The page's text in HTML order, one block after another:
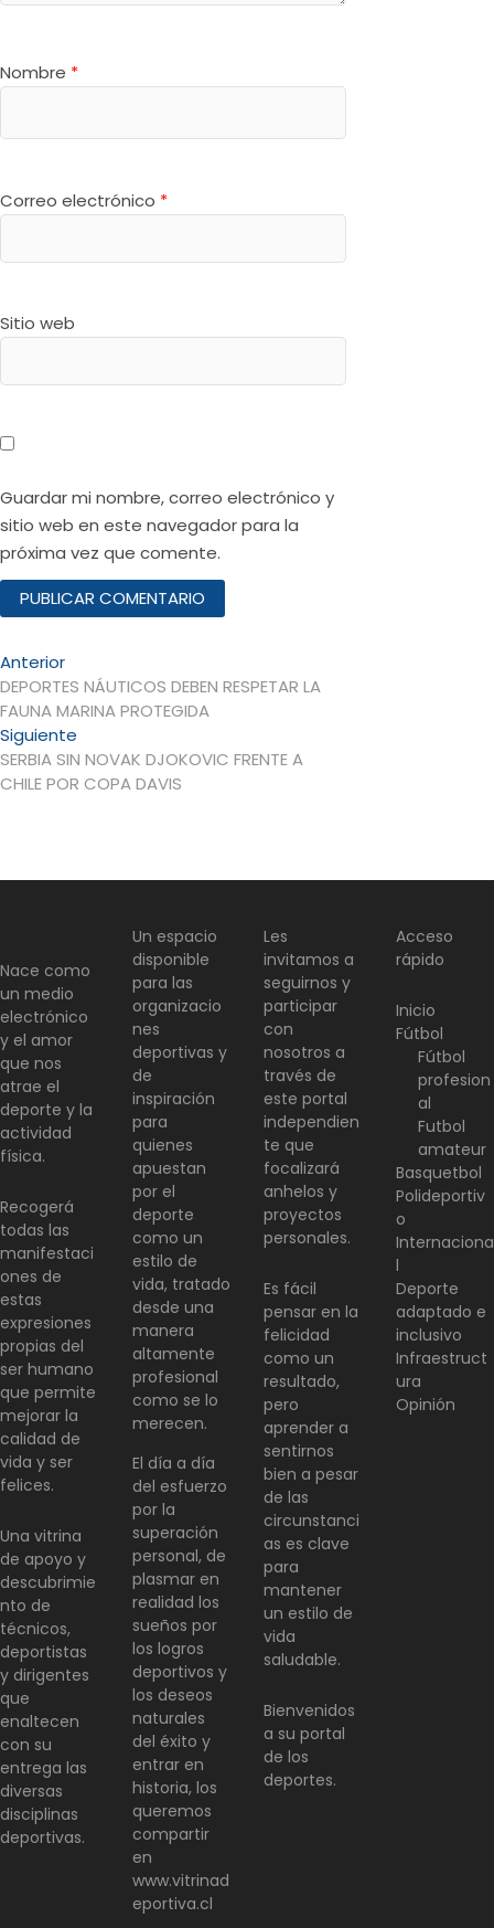
Nombre *
Correo electrónico *
Sitio web
Guardar mi nombre, correo electrónico y
sitio web en este navegador para la
próxima vez que comente.
Navegación
de
entradas
AnteriorEntrada
anterior:
DEPORTES NÁUTICOS DEBEN RESPETAR LA
FAUNA MARINA PROTEGIDA
Siguiente
siguiente:
SERBIA SIN NOVAK DJOKOVIC FRENTE A
CHILE POR COPA DAVIS
Nace como
un medio
electrónico
y el amor
que nos
atrae el
deporte y la
actividad
física.
Recogerá
todas las
manifestaci
ones de
estas
expresiones
propias del
ser humano
que permite
mejorar la
calidad de
vida y ser
felices.
Una vitrina
de apoyo y
descubrimie
nto de
técnicos,
deportistas
y dirigentes
que
enaltecen
con su
entrega las
diversas
disciplinas
deportivas.
Un espacio
disponible
para las
organizacio
nes
deportivas y
de
inspiración
para
quienes
apuestan
por el
deporte
como un
estilo de
vida, tratado
desde una
manera
altamente
profesional
como se lo
merecen.
El día a día
del esfuerzo
por la
superación
personal, de
plasmar en
realidad los
sueños por
los logros
deportivos y
los deseos
naturales
del éxito y
entrar en
historia, los
queremos
compartir
en
www.vitrinad
eportiva.cl
Les
invitamos a
seguirnos y
participar
con
nosotros a
través de
este portal
independien
te que
focalizará
anhelos y
proyectos
personales.
Es fácil
pensar en la
felicidad
como un
resultado,
pero
aprender a
sentirnos
bien a pesar
de las
circunstanci
as es clave
para
mantener
un estilo de
vida
saludable.
Bienvenidos
a su portal
de los
deportes.
Acceso
rápido
Inicio
Fútbol
Fútbol
profesion
al
Futbol
amateur
Basquetbol
Polideportiv
o
Internaciona
l
Deporte
adaptado e
inclusivo
Infraestruct
ura
Opinión